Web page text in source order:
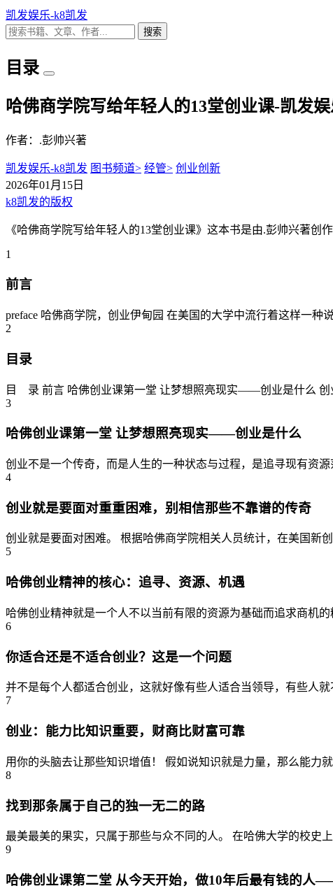
凯发娱乐-k8凯发
搜索
目录
哈佛商学院写给年轻人的13堂创业课-凯发
作者：.彭帅兴著
凯发娱乐-k8凯发 图书频道> 经管> 创业创新
2026年01月15日
k8凯发的版权
《哈佛商学院写给年轻人的13堂创业课》这本书是由.彭帅兴著创
1
前言
preface 哈佛商学院，创业伊甸园 在美国的大学中流行着这样一
2
目录
目 录 前言 哈佛创业课第一堂 让梦想照亮现实——创业是什么 创
3
哈佛创业课第一堂 让梦想照亮现实——创业是什么
创业不是一个传奇，而是人生的一种状态与过程，是追寻现有资
4
创业就是要面对重重困难，别相信那些不靠谱的传奇
创业就是要面对困难。 根据哈佛商学院相关人员统计，在美国新
5
哈佛创业精神的核心：追寻、资源、机遇
哈佛创业精神就是一个人不以当前有限的资源为基础而追求商机
6
你适合还是不适合创业？这是一个问题
并不是每个人都适合创业，这就好像有些人适合当领导，有些人
7
创业：能力比知识重要，财商比财富可靠
用你的头脑去让那些知识增值！ 假如说知识就是力量，那么能力
8
找到那条属于自己的独一无二的路
最美最美的果实，只属于那些与众不同的人。 在哈佛大学的校史
9
哈佛创业课第二堂 从今天开始，做10年后最有钱的人